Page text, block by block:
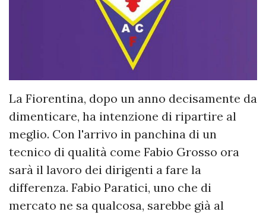
La Fiorentina, dopo un anno decisamente da
dimenticare, ha intenzione di ripartire al
meglio. Con l'arrivo in panchina di un
tecnico di qualità come Fabio Grosso ora
sarà il lavoro dei dirigenti a fare la
differenza. Fabio Paratici, uno che di
mercato ne sa qualcosa, sarebbe già al